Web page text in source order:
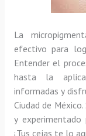
La
efectivo para
Entender el
hasta la
informadas y
Ciudad de
y
¡Tus cejas te lo